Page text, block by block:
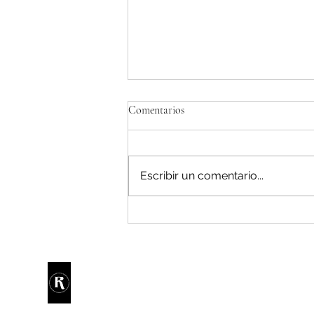
Comentarios
Escribir un comentario...